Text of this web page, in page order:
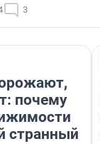
3
почему
странный